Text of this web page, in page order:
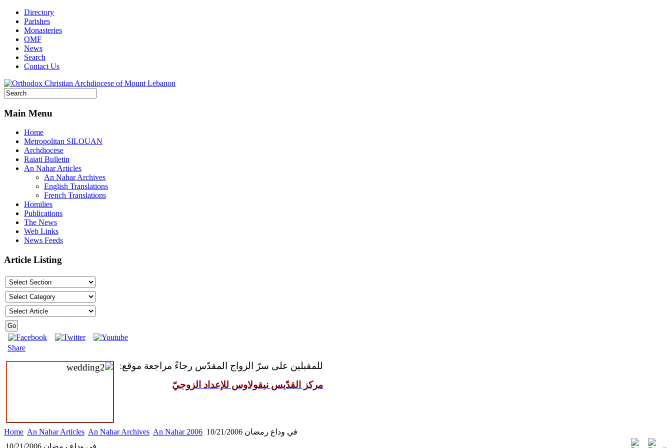
Directory
Parishes
Monasteries
OMF
News
Search
Contact Us
Main Menu
Home
Metropolitan SILOUAN
Archdiocese
Raiati Bulletin
An Nahar Articles
An Nahar Archives
English Translations
French Translations
Homilies
Publications
The News
Web Links
News Feeds
Article Listing
Share
للمقبلين على سرّ الزواج المقدّس رجاءً مراجعة موقع:
مركز القدّيس نيقولاوس للإعداد الزوجيّ
Home An Nahar Articles An Nahar Archives An Nahar 2006
في وداع رمضان 10/21/2006
في وداع رمضان 10/21/2006